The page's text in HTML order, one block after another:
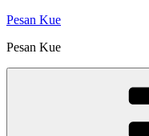
Skip
content
Pesan Kue
Pesan Kue